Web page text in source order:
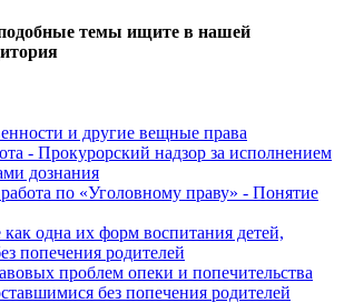
подобные темы ищите в нашей
и другие вещные права
- Прокурорский надзор за исполнением
дознания
по «Уголовному праву» - Понятие
одна их форм воспитания детей,
попечения родителей
проблем опеки и попечительства
без попечения родителей